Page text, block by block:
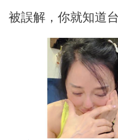
被誤解，你就知道